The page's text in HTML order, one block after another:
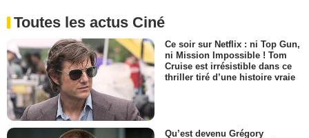
Toutes les actus Ciné
Ce soir sur Netflix : ni Top Gun,
ni Mission Impossible ! Tom
Cruise est irrésistible dans ce
thriller tiré d’une histoire vraie
Qu’est devenu Grégory